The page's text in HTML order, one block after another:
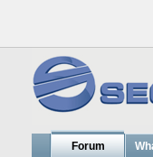
Forum